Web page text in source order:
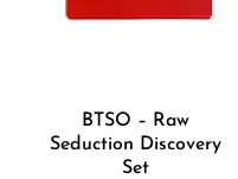
BTSO – Raw
Seduction Discovery
Set